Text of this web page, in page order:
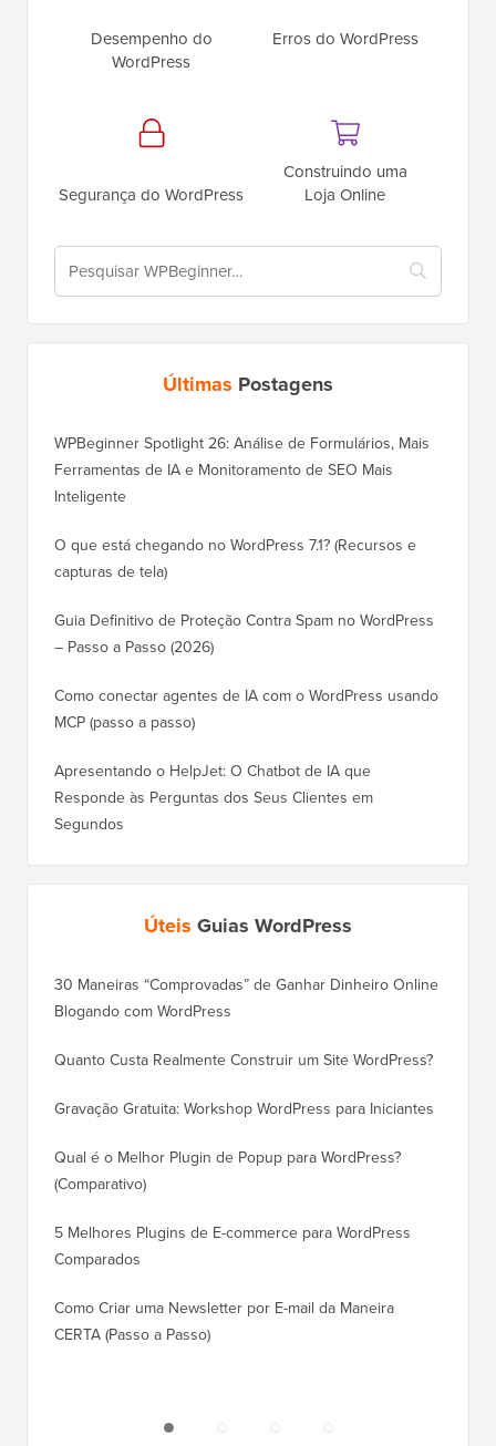
Desempenho do
WordPress
Erros do WordPress
Segurança do WordPress
Construindo uma
Loja Online
Últimas Postagens
WPBeginner Spotlight 26: Análise de Formulários, Mais
Ferramentas de IA e Monitoramento de SEO Mais
Inteligente
O que está chegando no WordPress 7.1? (Recursos e
capturas de tela)
Guia Definitivo de Proteção Contra Spam no WordPress
– Passo a Passo (2026)
Como conectar agentes de IA com o WordPress usando
MCP (passo a passo)
Apresentando o HelpJet: O Chatbot de IA que
Responde às Perguntas dos Seus Clientes em
Segundos
Úteis Guias WordPress
30 Maneiras “Comprovadas” de Ganhar Dinheiro Online
Blogando com WordPress
Quanto Custa Realmente Construir um Site WordPress?
Gravação Gratuita: Workshop WordPress para Iniciantes
Qual é o Melhor Plugin de Popup para WordPress?
(Comparativo)
5 Melhores Plugins de E-commerce para WordPress
Comparados
Como Criar uma Newsletter por E-mail da Maneira
CERTA (Passo a Passo)